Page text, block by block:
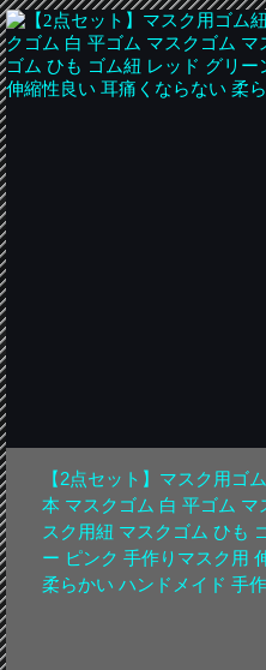
【2点セット】マスク用ゴ
本 マスクゴム 白 平ゴム
スク用紐 マスクゴム ひも
ー ピンク 手作りマスク用
柔らかい ハンドメイド 手